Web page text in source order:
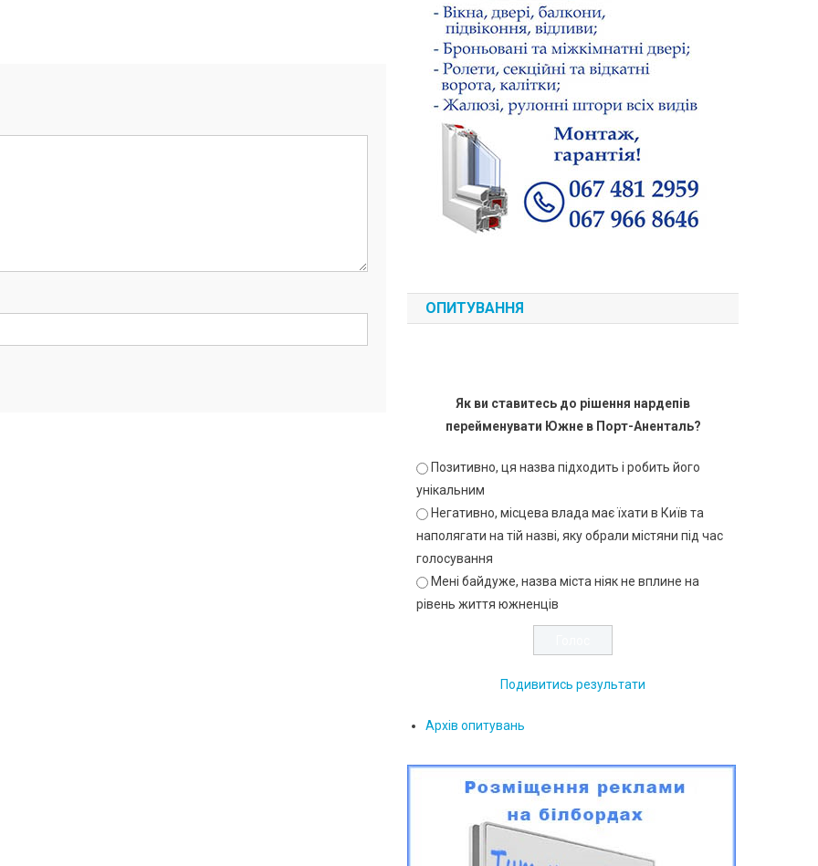
ОПИТУВАННЯ
Як ви ставитесь до рішення нардепів
перейменувати Южне в Порт-Аненталь?
Позитивно, ця назва підходить і робить його
унікальним
Негативно, місцева влада має їхати в Київ та
наполягати на тій назві, яку обрали містяни під час
голосування
Мені байдуже, назва міста ніяк не вплине на
рівень життя южненців
Подивитись результати
Архів опитувань